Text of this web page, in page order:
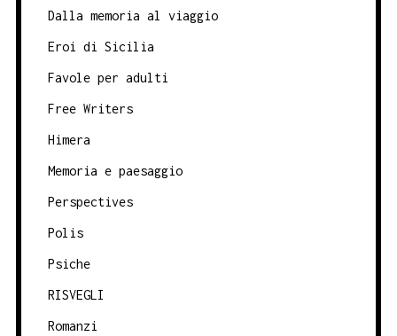
Dalla memoria al viaggio
Eroi di Sicilia
Favole per adulti
Free Writers
Himera
Memoria e paesaggio
Perspectives
Polis
Psiche
RISVEGLI
Romanzi